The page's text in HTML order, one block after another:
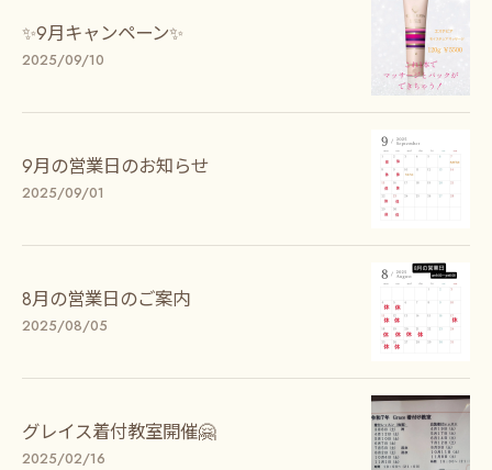
✨9月キャンペーン✨
2025/09/10
9月の営業日のお知らせ
2025/09/01
8月の営業日のご案内
2025/08/05
グレイス着付教室開催🤗
2025/02/16